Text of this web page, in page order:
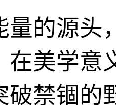
量的源头
在美学意
破禁锢的